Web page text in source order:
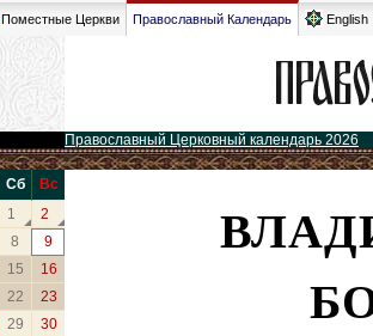
Поместные Церкви Православный Календарь English
Православный Церковный календарь 2026
Сб
Вс
1
2
8
9
15
16
22
23
29
30